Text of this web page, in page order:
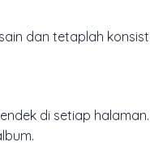
dan tetaplah
di setiap